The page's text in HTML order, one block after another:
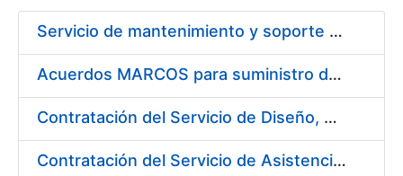
Mostra/Amaga Servicio de mantenimiento y soporte Sistema SIEM
Acuerdos MARCOS para suministro de material de ferretería
Contratación del Servicio de Diseño, Construcción, Montaje y Desmontaje de Stands para diferentes Ferias y Jornadas Nacionales e Internacionales
Contratación del Servicio de Asistencia Técnica en Obras Menores para Fábrica de Papel